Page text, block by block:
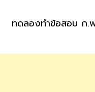
ทดลองทำข้อสอบ ก.